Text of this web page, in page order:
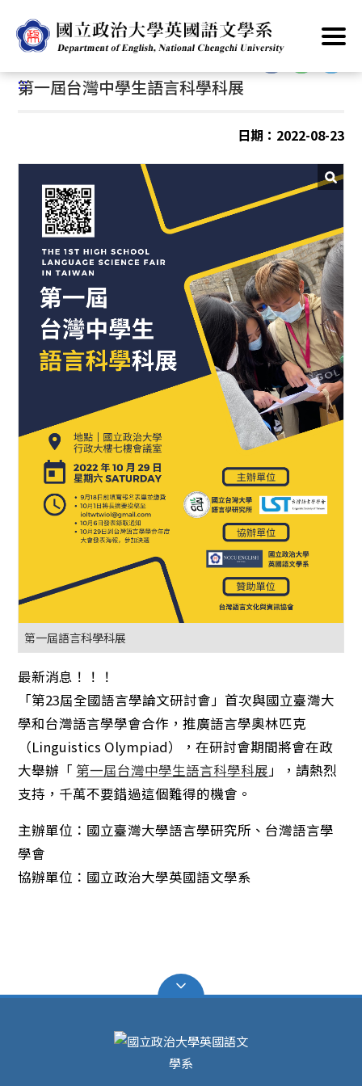
到
主
要
內
首頁 服務素養 高中人才培育
:::
第一屆台灣中學生語言科學科展
日期：2022-08-23
第一屆語言科學科展
最新消息！！！
「第23屆全國語言學論文研討會」首次與國立臺灣大
學和台灣語言學學會合作，推廣語言學奧林匹克
（Linguistics Olympiad），在研討會期間將會在政
大舉辦「 第一屆台灣中學生語言科學科展 」，請熱烈
支持，千萬不要錯過這個難得的機會。
主辦單位：國立臺灣大學語言學研究所、台灣語言學
學會
協辦單位：國立政治大學英國語文學系